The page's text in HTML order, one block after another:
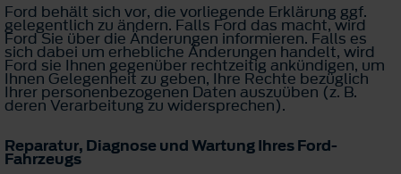
Ford behält sich vor, die vorliegende Erklärung ggf.
gelegentlich zu ändern. Falls Ford das macht, wird
Ford Sie über die Änderungen informieren. Falls es
sich dabei um erhebliche Änderungen handelt, wird
Ford sie Ihnen gegenüber rechtzeitig ankündigen, um
Ihnen Gelegenheit zu geben, Ihre Rechte bezüglich
Ihrer personenbezogenen Daten auszuüben (z. B.
deren Verarbeitung zu widersprechen).
Reparatur, Diagnose und Wartung Ihres Ford-
Fahrzeugs